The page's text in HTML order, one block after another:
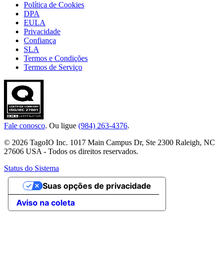
Política de Cookies
DPA
EULA
Privacidade
Confiança
SLA
Termos e Condições
Termos de Serviço
Fale conosco. Ou ligue (984) 263-4376.
© 2026 TagoIO Inc. 1017 Main Campus Dr, Ste 2300 Raleigh, NC
27606 USA - Todos os direitos reservados.
Status do Sistema
Aviso na coleta
Suas opções de privacidade